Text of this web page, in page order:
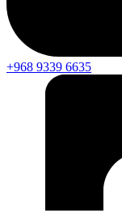
+968 9339 6635